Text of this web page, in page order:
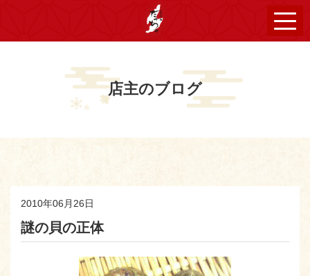
店主のブログ
2010年06月26日
謎の貝の正体